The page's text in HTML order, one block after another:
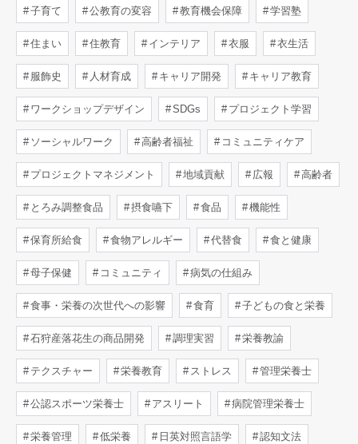
子育て 公教育の変容 教育機会保障 学習塾
住まい 住教育 インテリア 衣服 衣生活
服飾史 人材育成 キャリア開発 キャリア教育
ワークショップデザイン SDGs プロジェクト学習
ソーシャルワーク 高齢者福祉 コミュニティケア
プロジェクトマネジメント 地域貢献 広報 高齢者
とろみ調整食品 摂食嚥下 食品 機能性
保育所給食 食物アレルギー 代替食 食と健康
母子保健 コミュニティ 病気の仕組み
食事・栄養の次世代への影響 食育 子どもの食と栄養
石狩産落花生の商品開発 調理実習 栄養教諭
テクスチャー 栄養教育 ストレス 管理栄養士
公認スポーツ栄養士 アスリート 病院管理栄養士
栄養管理 低栄養 日英対照言語学 認知文法